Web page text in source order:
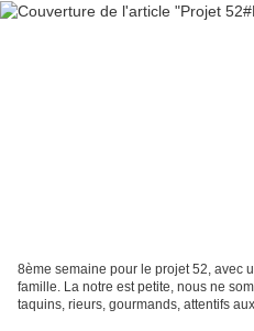
8ème semaine pour le projet 52, avec
famille. La notre est petite, nous ne
taquins, rieurs, gourmands, attentifs